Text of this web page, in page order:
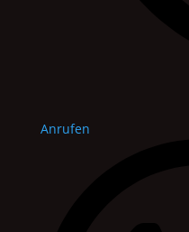
Anrufen